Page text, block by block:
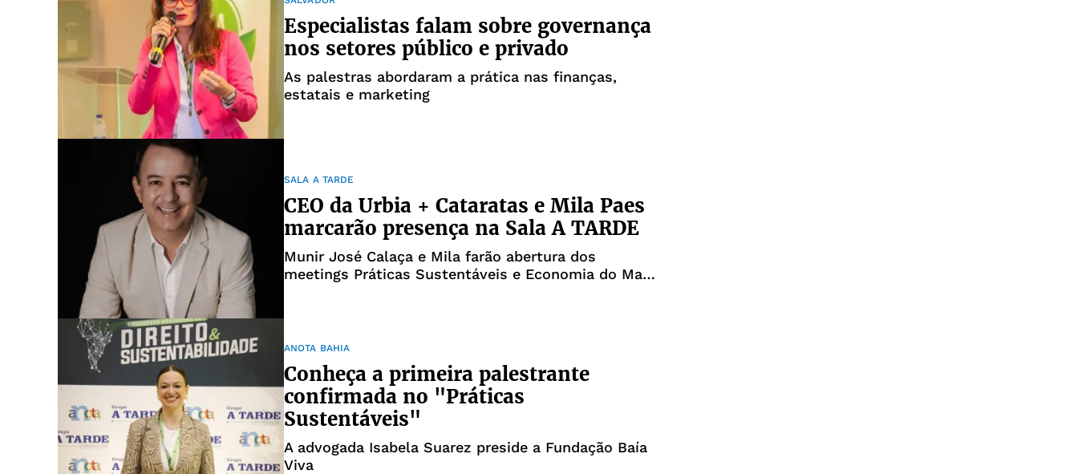
Especialistas falam sobre governança
nos setores público e privado
As palestras abordaram a prática nas finanças,
estatais e marketing
SALA A TARDE
CEO da Urbia + Cataratas e Mila Paes
marcarão presença na Sala A TARDE
Munir José Calaça e Mila farão abertura dos
meetings Práticas Sustentáveis e Economia do Mar,
ANOTA BAHIA
Conheça a primeira palestrante
confirmada no "Práticas
Sustentáveis"
A advogada Isabela Suarez preside a Fundação Baía
Viva